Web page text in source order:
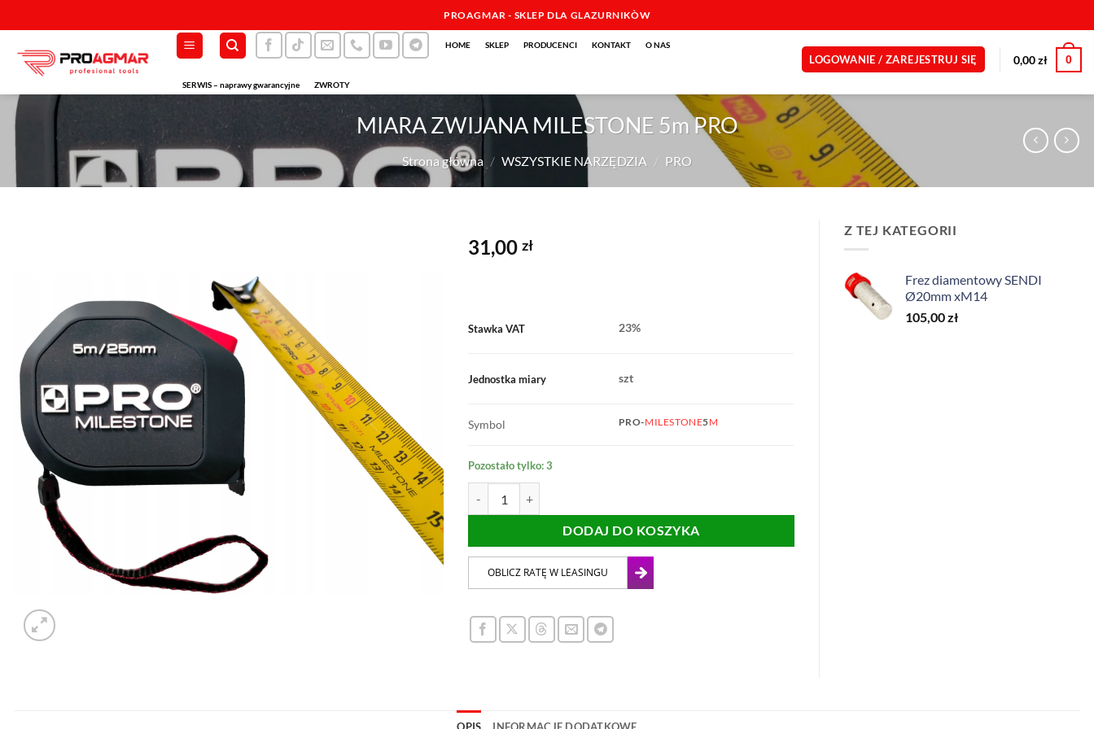
do
zawartości
PROAGMAR - SKLEP DLA GLAZURNIKÒW
HOME SKLEP PRODUCENCI KONTAKT O NAS
SERWIS – naprawy gwarancyjne ZWROTY
LOGOWANIE / ZAREJESTRUJ SIĘ 0,00zł 0
MIARA ZWIJANA MILESTONE 5m PRO
Strona główna / WSZYSTKIE NARZĘDZIA / PRO
31,00zł
Stawka VAT 23%
Jednostka miary szt
Symbol PRO-MILESTONE5M
Pozostało tylko: 3
DODAJ DO KOSZYKA
Z TEJ KATEGORII
Frez diamentowy SENDI
Ø20mm xM14
105,00zł